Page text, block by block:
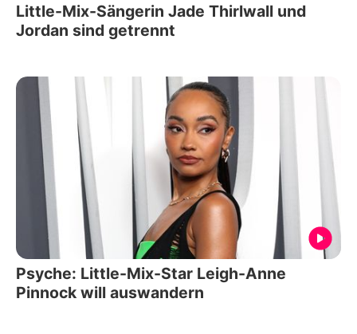
Little-Mix-Sängerin Jade Thirlwall und
Jordan sind getrennt
Psyche: Little-Mix-Star Leigh-Anne
Pinnock will auswandern